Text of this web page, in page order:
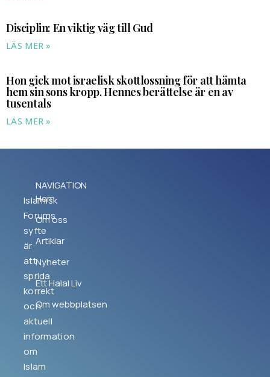
Disciplin: En viktig väg till Gud
LÄS MER »
Hon gick mot israelisk skottlossning för att hämta
hem sin sons kropp. Hennes berättelse är en av
tusentals
LÄS MER »
Islamisk
Forums
syfte
är
att
sprida
korrekt
och
aktuell
information
om
Islam
NAVIGATION
Hem
Om oss
Artiklar
Nyheter
Ett Halal Liv
Om webbplatsen